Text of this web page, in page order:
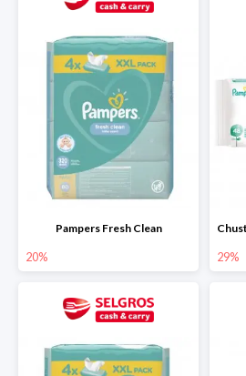
Pampers Fresh Clean
20% 29%